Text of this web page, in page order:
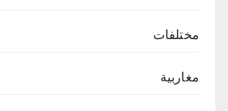
مختلفات
مغاربية